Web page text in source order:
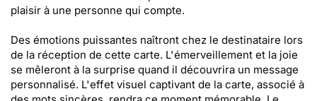
plaisir à une personne qui compte.
Des émotions puissantes naîtront chez le destinataire lors
de la réception de cette carte. L'émerveillement et la joie
se mêleront à la surprise quand il découvrira un message
personnalisé. L'effet visuel captivant de la carte, associé à